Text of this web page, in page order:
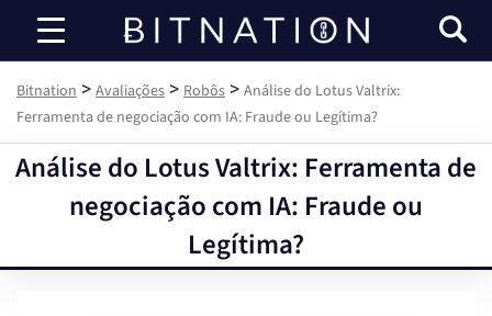
Bitnation
Bitnation > Avaliações > Robôs > Análise do Lotus Valtrix:
Ferramenta de negociação com IA: Fraude ou Legítima?
Análise do Lotus Valtrix: Ferramenta de
negociação com IA: Fraude ou
Legítima?